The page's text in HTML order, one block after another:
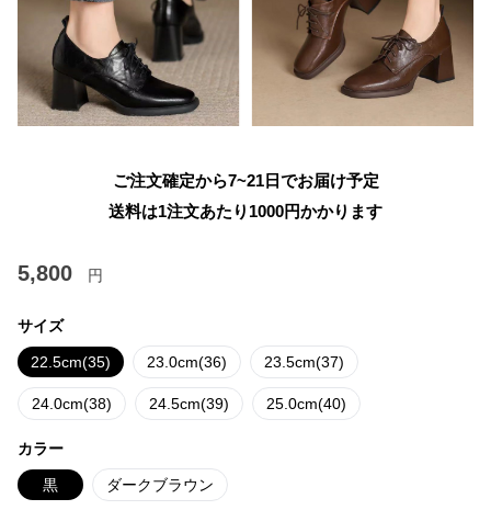
ご注文確定から7~21日でお届け予定
送料は1注文あたり 1000円かかります
5,800 円
サイズ
22.5cm(35) 23.0cm(36) 23.5cm(37)
24.0cm(38) 24.5cm(39) 25.0cm(40)
カラー
黒 ダークブラウン